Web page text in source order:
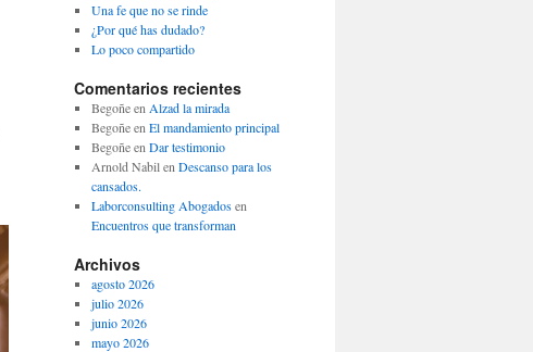
Una fe que no se rinde
¿Por qué has dudado?
Lo poco compartido
Comentarios recientes
Begoñeen Alzad la mirada
Begoñeen El mandamiento principal
Begoñeen Dar testimonio
Arnold Nabilen Descanso para los
cansados.
Laborconsulting Abogadosen
Encuentros que transforman
Archivos
agosto 2026
julio 2026
junio 2026
mayo 2026